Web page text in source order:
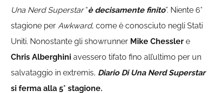
Una Nerd Superstar“è decisamente finito”. Niente 6°
stagione perAwkward, come è conosciuto negli Stati
Uniti. Nonostante gli showrunner Mike Chesslere
Chris Alberghini avessero tifato fino all’ultimo per un
salvataggio in extremis, Diario Di Una Nerd Superstar
si ferma alla 5° stagione.